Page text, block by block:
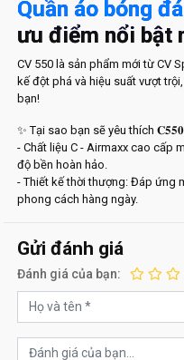
Quần áo bóng đá
ưu điểm nổi bật
CV 550 là sản phẩm mới từ CV
kế đột phá và hiệu suất vượt
bạn!
✨ Tại sao bạn sẽ yêu thích
- Chất liệu C - Airmaxx cao cấp
độ bền hoàn hảo.
- Thiết kế thời thượng: Đáp ứng
phong cách hàng ngày.
Gửi đánh giá
Đánh giá của bạn: